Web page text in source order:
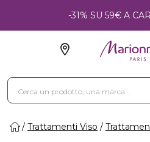
-31% SU 59€ A
Trattamenti Viso